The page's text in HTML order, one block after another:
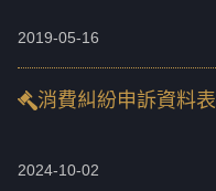
2019-05-16
消費糾紛申訴資料表
2024-10-02